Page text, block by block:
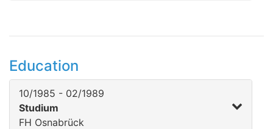
Education
10/1985 - 02/1989
Studium
FH Osnabrück